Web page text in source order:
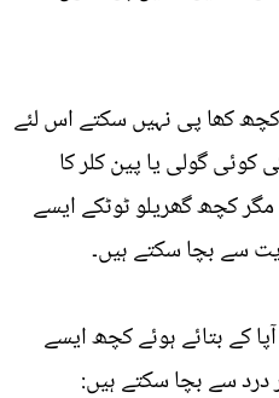
کھا پی نہیں سکتے اس لئے
گولی یا پین کلر کا
کچھ گھریلو ٹوٹکے ایسے
سے بچا سکتے ہیں۔
کے بتائے ہوئے کچھ ایسے
سے بچا سکتے ہیں: